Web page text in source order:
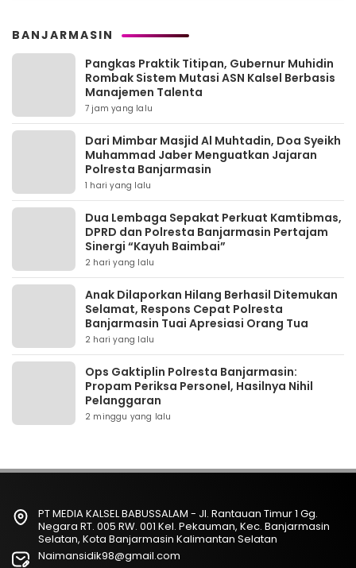
BANJARMASIN
Pangkas Praktik Titipan, Gubernur Muhidin
Rombak Sistem Mutasi ASN Kalsel Berbasis
Manajemen Talenta
7 jam yang lalu
Dari Mimbar Masjid Al Muhtadin, Doa Syeikh
Muhammad Jaber Menguatkan Jajaran
Polresta Banjarmasin
1 hari yang lalu
Dua Lembaga Sepakat Perkuat Kamtibmas,
DPRD dan Polresta Banjarmasin Pertajam
Sinergi “Kayuh Baimbai”
2 hari yang lalu
Anak Dilaporkan Hilang Berhasil Ditemukan
Selamat, Respons Cepat Polresta
Banjarmasin Tuai Apresiasi Orang Tua
2 hari yang lalu
Ops Gaktiplin Polresta Banjarmasin:
Propam Periksa Personel, Hasilnya Nihil
Pelanggaran
2 minggu yang lalu
PT MEDIA KALSEL BABUSSALAM - Jl. Rantauan Timur 1 Gg.
Negara RT. 005 RW. 001 Kel. Pekauman, Kec. Banjarmasin
Selatan, Kota Banjarmasin Kalimantan Selatan
Naimansidik98@gmail.com